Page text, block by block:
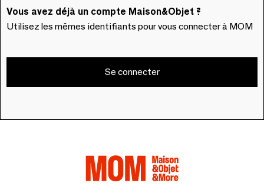
Vous avez déjà un compte Maison&Objet ?
Utilisez les mêmes identifiants pour vous connecter à MOM
Se connecter